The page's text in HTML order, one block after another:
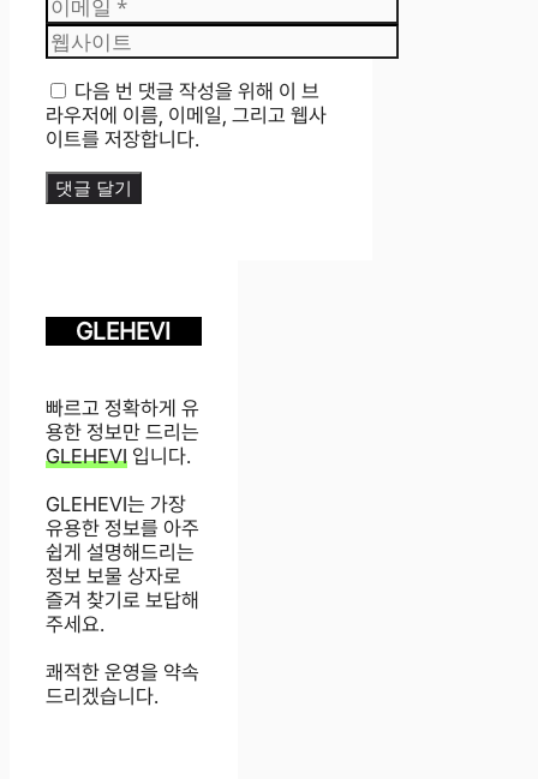
메
일
웹
사
이
트
다음 번 댓글 작성을 위해 이 브
라우저에 이름, 이메일, 그리고 웹사
이트를 저장합니다.
GLEHEVI
빠르고 정확하게 유
용한 정보만 드리는
GLEHEVI 입니다.
GLEHEVI는 가장
유용한 정보를 아주
쉽게 설명해드리는
정보 보물 상자로
즐겨 찾기로 보답해
주세요.
쾌적한 운영을 약속
드리겠습니다.